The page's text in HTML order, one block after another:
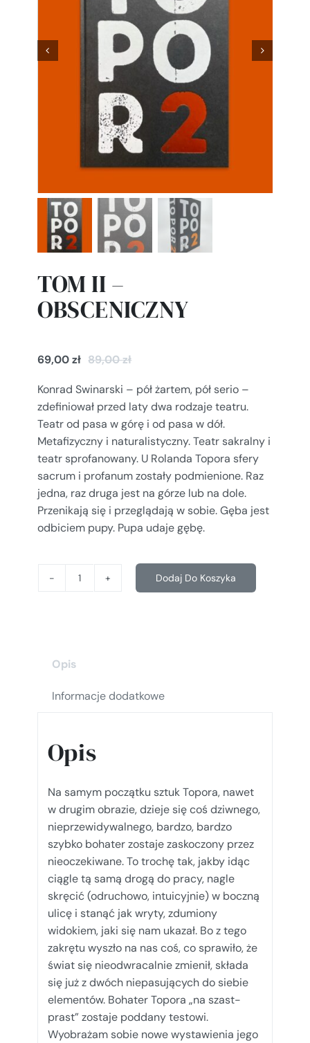
 
TOM II –
OBSCENICZNY
89,00zł
69,00zł
Konrad Swinarski – pół żartem, pół serio –
zdefiniował przed laty dwa rodzaje teatru.
Teatr od pasa w górę i od pasa w dół.
Metafizyczny i naturalistyczny. Teatr sakralny i
teatr sprofanowany. U Rolanda Topora sfery
sacrum i profanum zostały podmienione. Raz
jedna, raz druga jest na górze lub na dole.
Przenikają się i przeglądają w sobie. Gęba jest
odbiciem pupy. Pupa udaje gębę.
ilość
Dodaj Do Koszyka
Opis
Informacje dodatkowe
Opis
Na samym początku sztuk Topora, nawet
w drugim obrazie, dzieje się coś dziwnego,
nieprzewidywalnego, bardzo, bardzo
szybko bohater zostaje zaskoczony przez
nieoczekiwane. To trochę tak, jakby idąc
ciągle tą samą drogą do pracy, nagle
skręcić (odruchowo, intuicyjnie) w boczną
ulicę i stanąć jak wryty, zdumiony
widokiem, jaki się nam ukazał. Bo z tego
zakrętu wyszło na nas coś, co sprawiło, że
świat się nieodwracalnie zmienił, składa
się już z dwóch niepasujących do siebie
elementów. Bohater Topora „na szast-
prast” zostaje poddany testowi.
Wyobrażam sobie nowe wystawienia jego